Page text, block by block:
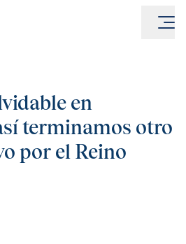
en
terminamos otro
por el Reino